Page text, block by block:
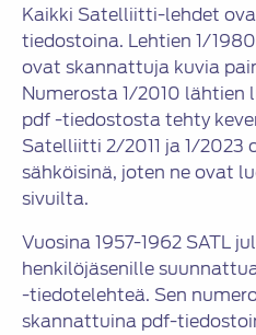
Kaikki Satelliitti-lehdet
tiedostoina. Lehtien 1/
ovat skannattuja kuvia
Numerosta 1/2010 lähtien
pdf -tiedostosta tehty
Satelliitti 2/2011 ja 1/
sähköisinä, joten ne ovat
sivuilta.
Vuosina 1957-1962 SATL
henkilöjäsenille
-tiedotelehteä. Sen
skannattuina pdf-